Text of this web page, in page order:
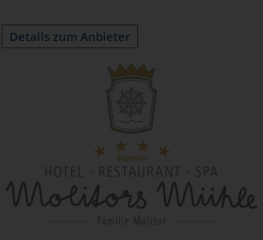
Details zum Anbieter